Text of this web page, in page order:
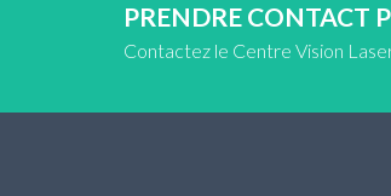
PRENDRE CONTACT
Contactez le Centre Vision